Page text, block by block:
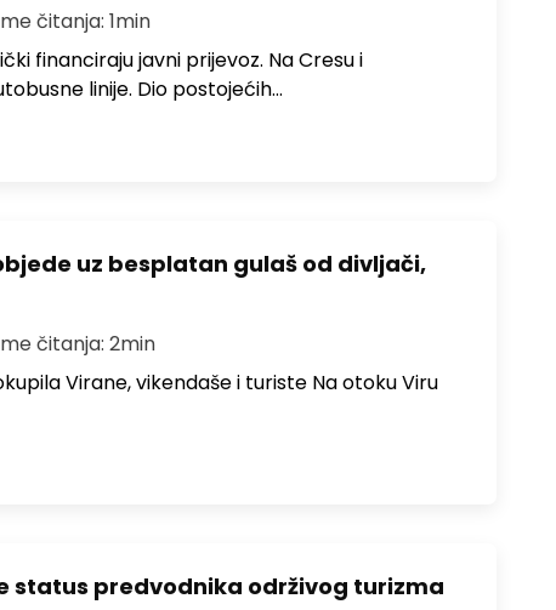
čitanja: 1min
financiraju javni prijevoz. Na Cresu i
linije. Dio postojećih…
uz besplatan gulaš od divljači,
čitanja: 2min
Virane, vikendaše i turiste Na otoku Viru
status predvodnika održivog turizma